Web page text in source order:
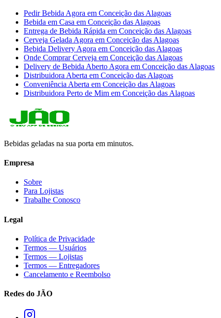
Pedir Bebida Agora em Conceição das Alagoas
Bebida em Casa em Conceição das Alagoas
Entrega de Bebida Rápida em Conceição das Alagoas
Cerveja Gelada Agora em Conceição das Alagoas
Bebida Delivery Agora em Conceição das Alagoas
Onde Comprar Cerveja em Conceição das Alagoas
Delivery de Bebida Aberto Agora em Conceição das Alagoas
Distribuidora Aberta em Conceição das Alagoas
Conveniência Aberta em Conceição das Alagoas
Distribuidora Perto de Mim em Conceição das Alagoas
Bebidas geladas na sua porta em minutos.
Empresa
Sobre
Para Lojistas
Trabalhe Conosco
Legal
Política de Privacidade
Termos — Usuários
Termos — Lojistas
Termos — Entregadores
Cancelamento e Reembolso
Redes do JÃO